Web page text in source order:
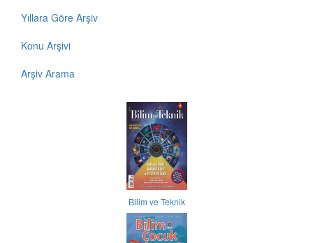
Yıllara Göre Arşiv
Konu Arşivi
Arşiv Arama
Bilim ve Teknik